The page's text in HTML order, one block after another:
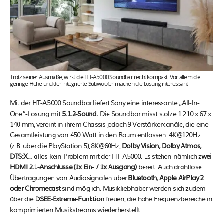
Trotz seiner Ausmaße, wirkt die HT-A5000 Soundbar recht kompakt. Vor allem die
geringe Höhe und der integrierte Subwoofer machen die Lösung interessant
Mit der HT-A5000 Soundbar liefert Sony eine interessante „All-In-
One“-Lösung mit5.1.2-Sound.Die Soundbar misst stolze 1.210 x 67 x
140 mm, vereint in ihrem Chassis jedoch 9 Verstärkerkanäle, die eine
Gesamtleistung von 450 Watt in den Raum entlassen. 4K@120Hz
(z.B. über die PlayStation 5), 8K@60Hz,Dolby Vision, Dolby Atmos,
DTS:X… alles kein Problem mit der HT-A5000. Es stehen nämlichzwei
HDMI 2.1-Anschlüsse (1x Ein- / 1x Ausgang)bereit. Auch drahtlose
Übertragungen von Audiosignalen überBluetooth, Apple AirPlay 2
oder Chromecastsind möglich. Musikliebhaber werden sich zudem
über die DSEE-Extreme-Funktionfreuen, die hohe Frequenzbereiche in
komprimierten Musikstreams wiederherstellt.